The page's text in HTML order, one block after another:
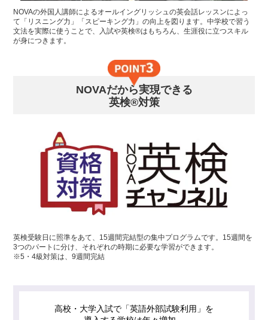
NOVAの外国人講師によるオールイングリッシュの英会話レッスンによっ
て「リスニング力」「スピーキング力」の向上を図ります。中学校で習う
文法を実際に使うことで、入試や英検®はもちろん、生涯役に立つスキル
が身につきます。
NOVAだから実現できる
英検®対策
英検受験日に照準をあて、15週間完結型の集中プログラムです。15週間を
3つのパートに分け、それぞれの時期に必要な学習ができます。
※5・4級対策は、9週間完結
高校・大学入試で「英語外部試験利用」を